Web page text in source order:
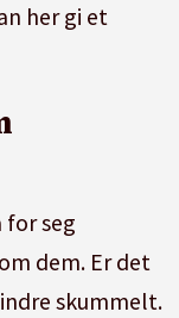
her gi et
for seg
dem. Er det
skummelt.